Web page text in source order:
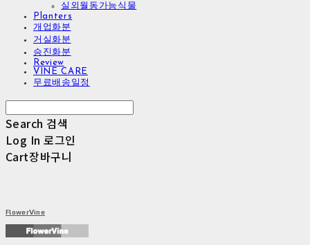
실외월동가능식물
Planters
개업화분
거실화분
승진화분
Review
VINE CARE
무료배송일정
Search 검색
Log In 로그인
Cart장바구니
FlowerVine